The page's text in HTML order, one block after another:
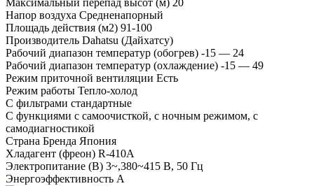
Максимальный перепад высот (м) 20
Напор воздуха Средненапорный
Площадь действия (м2) 91-100
Производитель Dahatsu (Дайхатсу)
Рабочий диапазон температур (обогрев) -15 — 24
Рабочий диапазон температур (охлаждение) -15 — 49
Режим приточной вентиляции Есть
Режим работы Тепло-холод
С фильтрами стандартные
С функциями с самоочисткой, с ночным режимом, с
самодиагностикой
Страна Бренда Япония
Хладагент (фреон) R-410A
Электропитание (В) 3~,380~415 В, 50 Гц
Энергоэффективность A